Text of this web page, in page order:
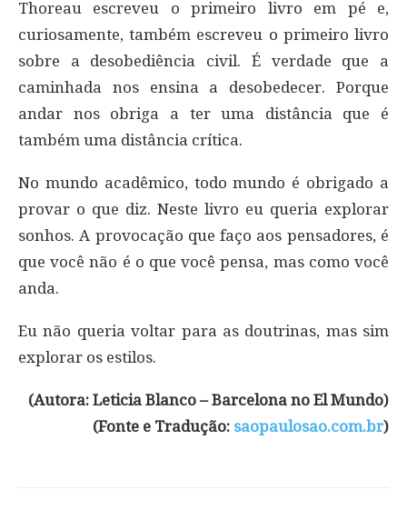
Thoreau escreveu o primeiro livro em pé e,
curiosamente, também escreveu o primeiro livro
sobre a desobediência civil. É verdade que a
caminhada nos ensina a desobedecer. Porque
andar nos obriga a ter uma distância que é
também uma distância crítica.
No mundo acadêmico, todo mundo é obrigado a
provar o que diz. Neste livro eu queria explorar
sonhos. A provocação que faço aos pensadores, é
que você não é o que você pensa, mas como você
anda.
Eu não queria voltar para as doutrinas, mas sim
explorar os estilos.
(Autora: Leticia Blanco – Barcelona no El Mundo)
(Fonte e Tradução: saopaulosao.com.br)